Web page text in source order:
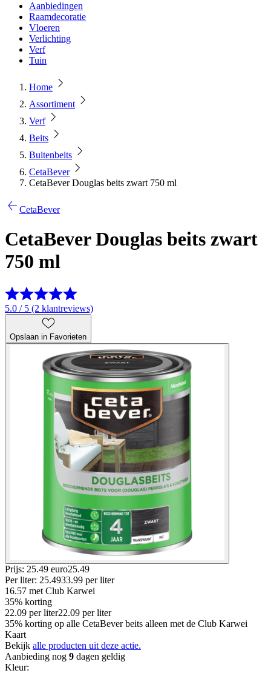
Aanbiedingen
Raamdecoratie
Vloeren
Verlichting
Verf
Tuin
Home
Assortiment
Verf
Beits
Buitenbeits
CetaBever
CetaBever Douglas beits zwart 750 ml
CetaBever
CetaBever Douglas beits zwart
750 ml
5.0 / 5 (2 klantreviews)
Opslaan in Favorieten
Prijs: 25.49 euro25.49
Per liter: 25.4933.99 per liter
16.57 met Club Karwei
35% korting
22.09 per liter22.09 per liter
35% korting op alle CetaBever beits alleen met de Club Karwei
Kaart
Bekijk alle producten uit deze actie.
Aanbieding nog 9 dagen geldig
Kleur: